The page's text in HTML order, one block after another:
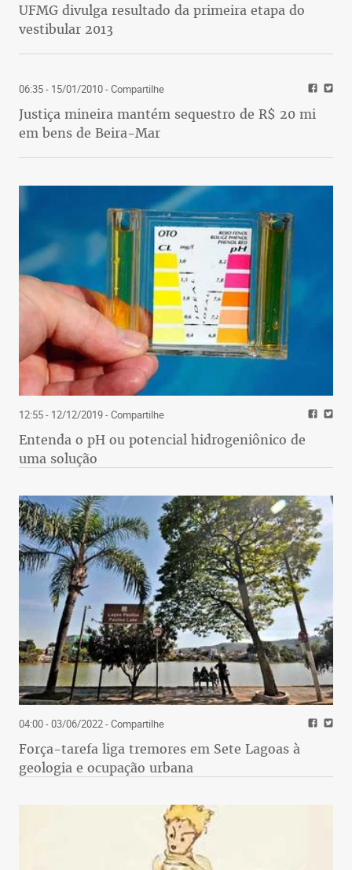
UFMG divulga resultado da primeira etapa do
vestibular 2013
06:35 - 15/01/2010- Compartilhe
Justiça mineira mantém sequestro de R$ 20 mi
em bens de Beira-Mar
12:55 - 12/12/2019- Compartilhe
Entenda o pH ou potencial hidrogeniônico de
uma solução
04:00 - 03/06/2022- Compartilhe
Força-tarefa liga tremores em Sete Lagoas à
geologia e ocupação urbana